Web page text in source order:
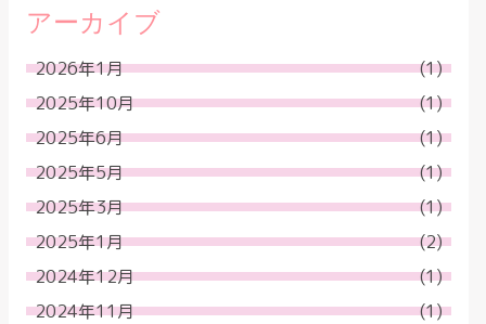
アーカイブ
2026年1月
(1)
2025年10月
(1)
2025年6月
(1)
2025年5月
(1)
2025年3月
(1)
2025年1月
(2)
2024年12月
(1)
2024年11月
(1)